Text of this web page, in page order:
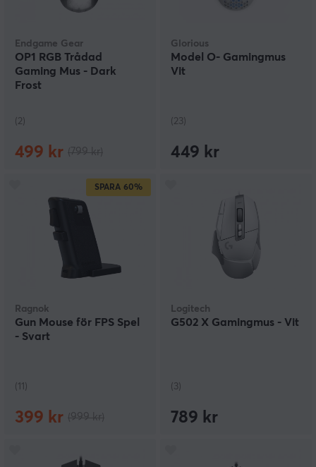
Endgame Gear
OP1 RGB Trådad
Gaming Mus - Dark
Frost
(2)
499 kr
Glorious
Model O- Gamingmus
Vit
(23)
449 kr
SPARA 60%
Ragnok
Gun Mouse för FPS Spel
- Svart
(11)
399 kr
Logitech
G502 X Gamingmus - Vit
(3)
789 kr